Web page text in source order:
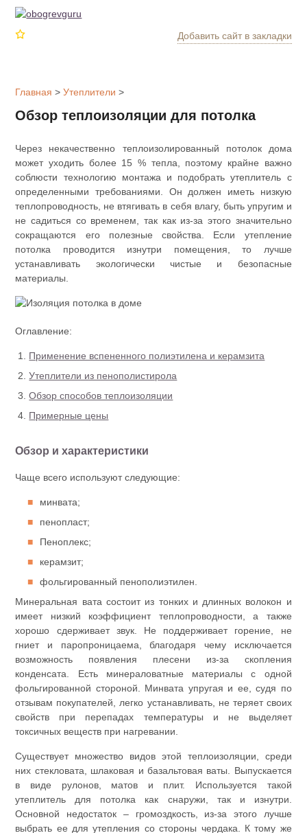
Добавить сайт в закладки
Котлы
отопления
Радиаторы
Утепление
дома
Печи и
камины
Главная >Утеплители >
Обзор теплоизоляции для потолка
Через некачественно теплоизолированный потолок дома
может уходить более 15 % тепла, поэтому крайне важно
соблюсти технологию монтажа и подобрать утеплитель с
определенными требованиями. Он должен иметь низкую
теплопроводность, не втягивать в себя влагу, быть упругим и
не садиться со временем, так как из-за этого значительно
сокращаются его полезные свойства. Если утепление
потолка проводится изнутри помещения, то лучше
устанавливать экологически чистые и безопасные
материалы.
Оглавление:
Применение вспененного полиэтилена и керамзита
Утеплители из пенополистирола
Обзор способов теплоизоляции
Примерные цены
Обзор и характеристики
Чаще всего используют следующие:
минвата;
пенопласт;
Пеноплекс;
керамзит;
фольгированный пенополиэтилен.
Минеральная вата состоит из тонких и длинных волокон и
имеет низкий коэффициент теплопроводности, а также
хорошо сдерживает звук. Не поддерживает горение, не
гниет и паропроницаема, благодаря чему исключается
возможность появления плесени из-за скопления
конденсата. Есть минераловатные материалы с одной
фольгированной стороной. Минвата упругая и ее, судя по
отзывам покупателей, легко устанавливать, не теряет своих
свойств при перепадах температуры и не выделяет
токсичных веществ при нагревании.
Существует множество видов этой теплоизоляции, среди
них стекловата, шлаковая и базальтовая ваты. Выпускается
в виде рулонов, матов и плит. Используется такой
утеплитель для потолка как снаружи, так и изнутри.
Основной недостаток – громоздкость, из-за этого лучше
выбрать ее для утепления со стороны чердака. К тому же